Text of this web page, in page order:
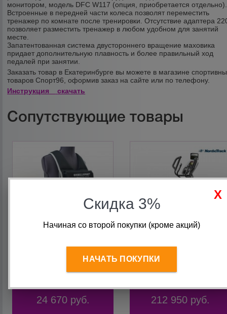
монитором, модель DFC W117 (опция, приобретается отдельно).
Встроенные в передней части колеса позволят переместить
тренажер по комнате после тренировки. Отсутствие адаптера
позволяет разместить тренажер в любом удобном для занятий
месте.
Запатентованная система двустороннего вращение маховика
придает дополнительную плавность и более правильный ход
педалей при занятии.
Заказать товар в Екатеринбурге вы можете в магазине
товаров Спорт96, оформив заказ на сайте или по телефону.
Инструкция
скачать
Сопутствующие товары
Жилет утяжелительный
1-40 кг (металлические
вкладки) Onhillsport
24 670 руб.
Эллиптический тренажер
NordicTrack Commercial
C12.9
212 950 руб.
Скидка 3%
Начиная со второй покупки (кроме акций)
НАЧАТЬ ПОКУПКИ